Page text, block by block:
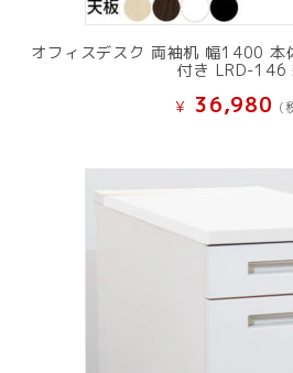
オフィスデスク 両袖机 幅1400 本
付き LRD-146
¥ 36,980 (